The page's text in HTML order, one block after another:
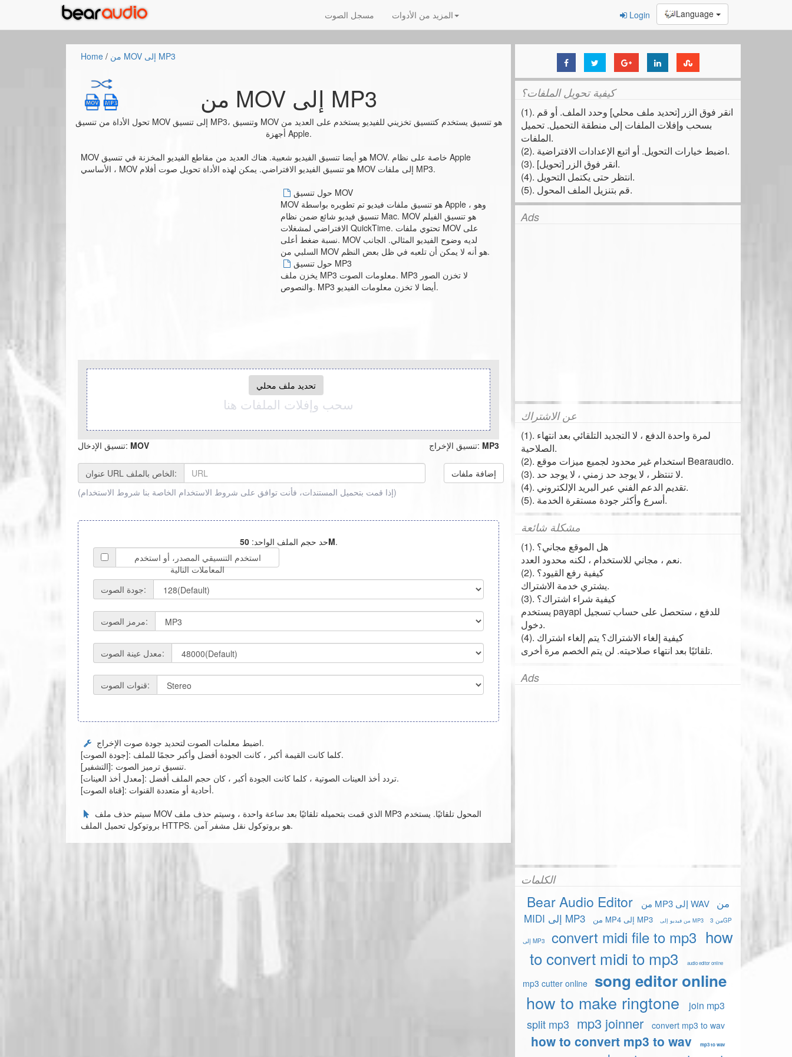
Language
Login مسجل الصوت المزيد من الأدوات
Home / من MOV إلى MP3
من MOV إلى MP3
تحول الأداة من تنسيق MOV إلى تنسيق MP3، وتنسيق MOV هو تنسيق يستخدم كتنسيق تخزيني للفيديو يستخدم على العديد من
أجهزة Apple.
MOV هو أيضا تنسيق الفيديو شعبية. هناك العديد من مقاطع الفيديو المخزنة في تنسيق MOV. خاصة على نظام Apple
الأساسي ، MOV هو تنسيق الفيديو الافتراضي. يمكن لهذه الأداة تحويل صوت أفلام MOV إلى ملفات MP3.
حول تنسيق MOV
MOV هو تنسيق ملفات فيديو تم تطويره بواسطة Apple ، وهو
تنسيق فيديو شائع ضمن نظام Mac. MOV هو تنسيق الفيلم
الافتراضي لمشغلات QuickTime. تحتوي ملفات MOV على
نسبة ضغط أعلى. MOV لديه وضوح الفيديو المثالي. الجانب
السلبي من MOV هو أنه لا يمكن أن تلعبه في ظل بعض النظم.
حول تنسيق MP3
يخزن ملف MP3 معلومات الصوت. MP3 لا تخزن الصور
والنصوص. MP3 أيضا لا تخزن معلومات الفيديو.
تحديد ملف محلي
سحب وإفلات الملفات هنا
تنسيق الإدخال: MOV تنسيق الإخراج: MP3
عنوان URL الخاص بالملف:
إضافة ملفات
(إذا قمت بتحميل المستندات، فأنت توافق على شروط الاستخدام الخاصة بنا شروط الاستخدام )
حد حجم الملف الواحد:50M.
استخدم التنسيقي المصدر، أو استخدم
المعاملات التالية
جودة الصوت:
مرمز الصوت:
معدل عينة الصوت:
قنوات الصوت:
اضبط معلمات الصوت لتحديد جودة صوت الإخراج.
[جودة الصوت]: كلما كانت القيمة أكبر ، كانت الجودة أفضل وأكبر حجمًا للملف.
[التشفير]: تنسيق ترميز الصوت.
[معدل أخذ العينات]: تردد أخذ العينات الصوتية ، كلما كانت الجودة أكبر ، كان حجم الملف أفضل.
[قناة الصوت]: أحادية أو متعددة القنوات.
بروتوكول تحميل الملف HTTPS. هو بروتوكول نقل مشفر آمن.
كيفية تحويل الملفات؟
(1). انقر فوق الزر [تحديد ملف محلي] وحدد الملف. أو قم
بسحب وإفلات الملفات إلى منطقة التحميل. تحميل
الملفات.
(2). اضبط خيارات التحويل. أو اتبع الإعدادات الافتراضية.
(3). انقر فوق الزر [تحويل].
(4). انتظر حتى يكتمل التحويل.
(5). قم بتنزيل الملف المحول.
Ads
عن الاشتراك
(1). لمرة واحدة الدفع ، لا التجديد التلقائي بعد انتهاء
الصلاحية.
(2). استخدام غير محدود لجميع ميزات موقع Bearaudio.
(3). لا تنتظر ، لا يوجد حد زمني ، لا يوجد حد.
(4). تقديم الدعم الفني عبر البريد الإلكتروني.
(5). أسرع وأكثر جودة مستقرة الخدمة.
مشكلة شائعة
(1). هل الموقع مجاني؟
نعم ، مجاني للاستخدام ، لكنه محدود العدد.
(2). كيفية رفع القيود؟
يشتري خدمة الاشتراك.
(3). كيفية شراء اشتراك؟
يستخدم payapl للدفع ، ستحصل على حساب تسجيل
دخول.
(4). كيفية إلغاء الاشتراك؟ يتم إلغاء اشتراك
تلقائيًا بعد انتهاء صلاحيته. لن يتم الخصم مرة أخرى.
Ads
الكلمات
Bear Audio Editor من MP3 إلى WAV
من
MIDI إلى MP3
من MP4 إلى MP3 من فيديو إلى MP3 من 3GP
إلى MP3 convert midi file to mp3 how
to convert midi to mp3
audio editor online
mp3 cutter online song editor online
how to make ringtone join mp3
split mp3 mp3 joinner convert mp3 to wav
how to convert mp3 to wav mp3 to wav